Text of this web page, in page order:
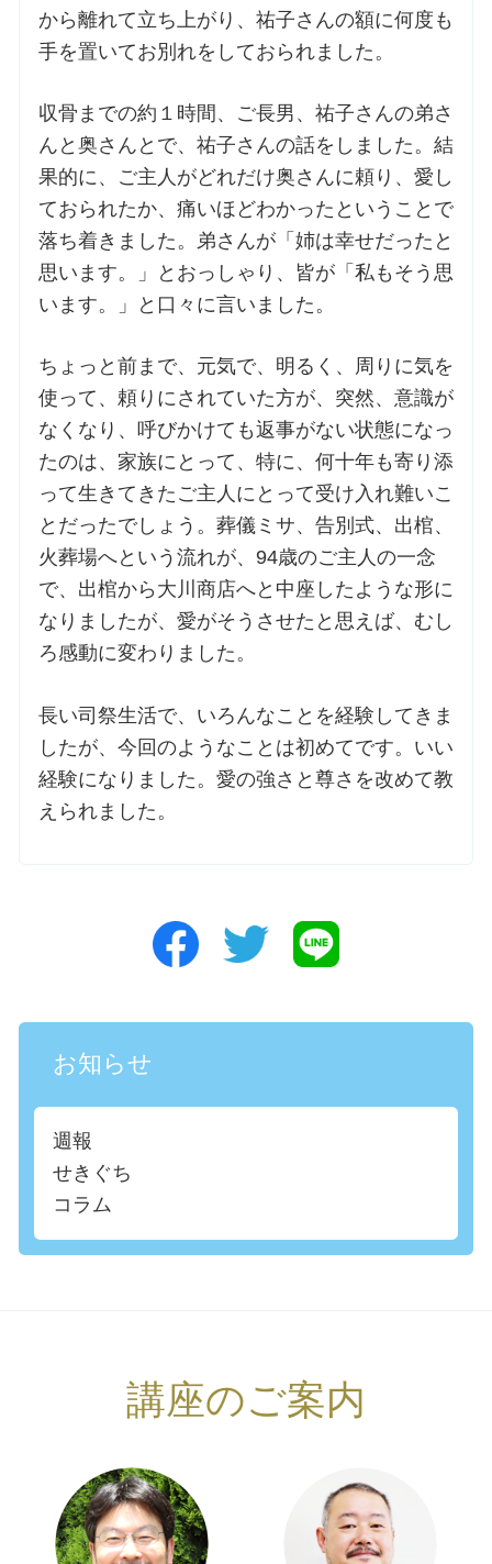
から離れて立ち上がり、祐子さんの額に何度も
手を置いてお別れをしておられました。
収骨までの約１時間、ご長男、祐子さんの弟さ
んと奥さんとで、祐子さんの話をしました。結
果的に、ご主人がどれだけ奥さんに頼り、愛し
ておられたか、痛いほどわかったということで
落ち着きました。弟さんが「姉は幸せだったと
思います。」とおっしゃり、皆が「私もそう思
います。」と口々に言いました。
ちょっと前まで、元気で、明るく、周りに気を
使って、頼りにされていた方が、突然、意識が
なくなり、呼びかけても返事がない状態になっ
たのは、家族にとって、特に、何十年も寄り添
って生きてきたご主人にとって受け入れ難いこ
とだったでしょう。葬儀ミサ、告別式、出棺、
火葬場へという流れが、94歳のご主人の一念
で、出棺から大川商店へと中座したような形に
なりましたが、愛がそうさせたと思えば、むし
ろ感動に変わりました。
長い司祭生活で、いろんなことを経験してきま
したが、今回のようなことは初めてです。いい
経験になりました。愛の強さと尊さを改めて教
えられました。
お知らせ
週報
せきぐち
コラム
講座のご案内